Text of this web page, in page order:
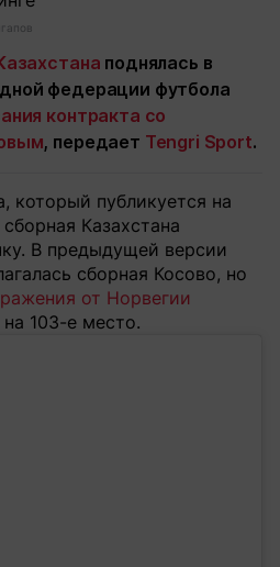
поднялась в
федерации футбола
контракта со
, передает Tengri Sport.
который публикуется на
сборная Казахстана
В предыдущей версии
сборная Косово, но
от Норвегии
103-е место.